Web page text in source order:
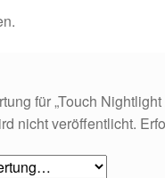
für „Touch
nicht veröffentlicht.